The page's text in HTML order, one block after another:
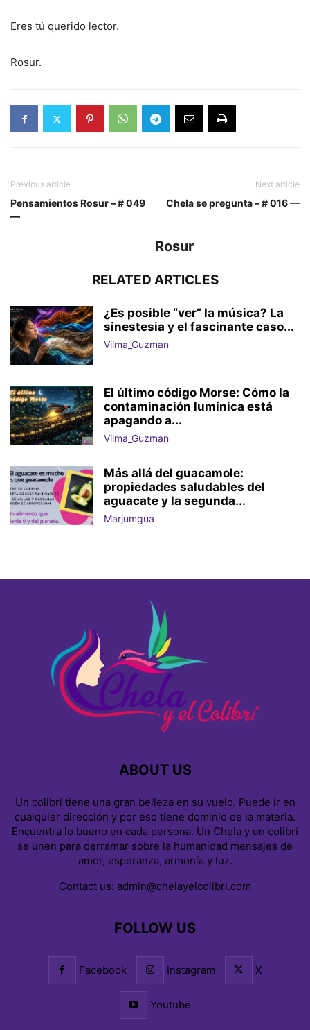
Eres tú querido lector.
Rosur.
Previous article
Pensamientos Rosur – # 049
—
Next article
Chela se pregunta – # 016 —
Rosur
RELATED ARTICLES
¿Es posible “ver” la música? La
sinestesia y el fascinante caso...
Vilma_Guzman
El último código Morse: Cómo la
contaminación lumínica está
apagando a...
Vilma_Guzman
Más allá del guacamole:
propiedades saludables del
aguacate y la segunda...
Marjumgua
ABOUT US
Un colibrí tiene una gran belleza en su vuelo. Puede ir en
cualquier dirección y por eso tiene dominio de la materia.
Encuentra lo bueno en cada persona. Un Chela y un colibrí
se unen para derramar sobre la humanidad mensajes de
amor, esperanza, armonía y luz.
Contact us: admin@chelayelcolibri.com
FOLLOW US
Facebook Instagram X
Youtube